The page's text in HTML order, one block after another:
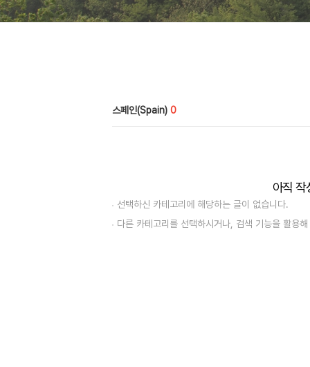
스페인(Spain) 0
아직 작
선택하신 카테고리에 해당하는 글이 없습니다.
다른 카테고리를 선택하시거나, 검색 기능을 활용